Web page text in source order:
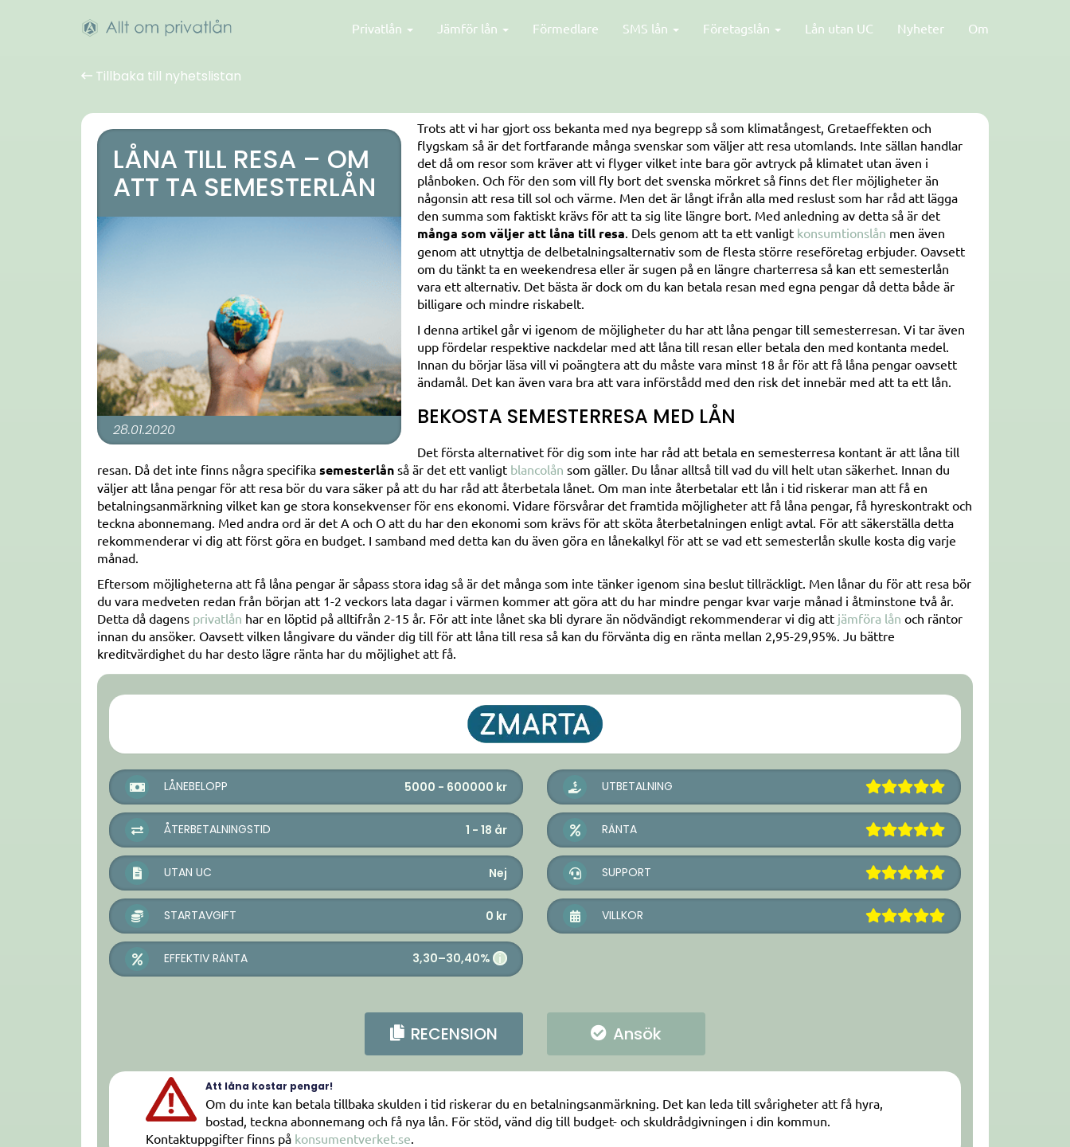
Privatlån Jämför lån Förmedlare SMS lån Företagslån Lån utan UC Nyheter Om
Tillbaka till nyhetslistan
LÅNA TILL RESA – OM
ATT TA SEMESTERLÅN
28.01.2020
Trots att vi har gjort oss bekanta med nya begrepp så som klimatångest, Gretaeffekten och
flygskam så är det fortfarande många svenskar som väljer att resa utomlands. Inte sällan handlar
det då om resor som kräver att vi flyger vilket inte bara gör avtryck på klimatet utan även i
plånboken. Och för den som vill fly bort det svenska mörkret så finns det fler möjligheter än
någonsin att resa till sol och värme. Men det är långt ifrån alla med reslust som har råd att lägga
den summa som faktiskt krävs för att ta sig lite längre bort. Med anledning av detta så är det
många som väljer att låna till resa. Dels genom att ta ett vanligt konsumtionslån men även
genom att utnyttja de delbetalningsalternativ som de flesta större reseföretag erbjuder. Oavsett
om du tänkt ta en weekendresa eller är sugen på en längre charterresa så kan ett semesterlån
vara ett alternativ. Det bästa är dock om du kan betala resan med egna pengar då detta både är
billigare och mindre riskabelt.
I denna artikel går vi igenom de möjligheter du har att låna pengar till semesterresan. Vi tar även
upp fördelar respektive nackdelar med att låna till resan eller betala den med kontanta medel.
Innan du börjar läsa vill vi poängtera att du måste vara minst 18 år för att få låna pengar oavsett
ändamål. Det kan även vara bra att vara införstådd med den risk det innebär med att ta ett lån.
BEKOSTA SEMESTERRESA MED LÅN
Det första alternativet för dig som inte har råd att betala en semesterresa kontant är att låna till
resan. Då det inte finns några specifika semesterlån så är det ett vanligt blancolån som gäller. Du lånar alltså till vad du vill helt utan säkerhet. Innan du
väljer att låna pengar för att resa bör du vara säker på att du har råd att återbetala lånet. Om man inte återbetalar ett lån i tid riskerar man att få en
betalningsanmärkning vilket kan ge stora konsekvenser för ens ekonomi. Vidare försvårar det framtida möjligheter att få låna pengar, få hyreskontrakt och
teckna abonnemang. Med andra ord är det A och O att du har den ekonomi som krävs för att sköta återbetalningen enligt avtal. För att säkerställa detta
rekommenderar vi dig att först göra en budget. I samband med detta kan du även göra en lånekalkyl för att se vad ett semesterlån skulle kosta dig varje
månad.
Eftersom möjligheterna att få låna pengar är såpass stora idag så är det många som inte tänker igenom sina beslut tillräckligt. Men lånar du för att resa bör
du vara medveten redan från början att 1-2 veckors lata dagar i värmen kommer att göra att du har mindre pengar kvar varje månad i åtminstone två år.
Detta då dagens privatlån har en löptid på alltifrån 2-15 år. För att inte lånet ska bli dyrare än nödvändigt rekommenderar vi dig att jämföra lån och räntor
innan du ansöker. Oavsett vilken långivare du vänder dig till för att låna till resa så kan du förvänta dig en ränta mellan 2,95-29,95%. Ju bättre
kreditvärdighet du har desto lägre ränta har du möjlighet att få.
LÅNEBELOPP 5000 - 600000 kr
ÅTERBETALNINGSTID 1 - 18 år
UTAN UC Nej
STARTAVGIFT 0 kr
EFFEKTIV RÄNTA 3,30–30,40% i
UTBETALNING
RÄNTA
SUPPORT
VILLKOR
RECENSION Ansök
Att låna kostar pengar!
Om du inte kan betala tillbaka skulden i tid riskerar du en betalningsanmärkning. Det kan leda till svårigheter att få hyra,
bostad, teckna abonnemang och få nya lån. För stöd, vänd dig till budget- och skuldrådgivningen i din kommun.
Kontaktuppgifter finns på konsumentverket.se.